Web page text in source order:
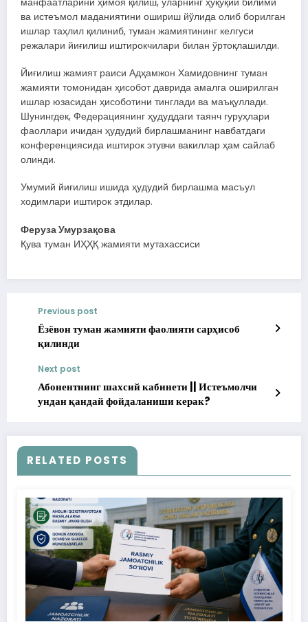
ва истеъмол маданиятини ошириш йўлида олиб борилган
ишлар таҳлил қилиниб, туман жамиятининг келгуси
режалари йиғилиш иштирокчилари билан ўртоқлашилди.
Йиғилиш жамият раиси Адҳамжон Хамидовнинг туман
жамияти томонидан ҳисобот даврида амалга оширилган
ишлар юзасидан ҳисоботини тинглади ва маъқуллади.
Шунингдек, Федерациянинг ҳудуддаги таянч гуруҳлари
фаоллари ичидан ҳудудий бирлашманинг навбатдаги
конференциясида иштирок этувчи вакиллар ҳам сайлаб
олинди.
Умумий йиғилиш ишида ҳудудий бирлашма масъул
ходимлари иштирок этдилар.
Феруза Умурзақова
Қува туман ИҲҲҚ жамияти мутахассиси
Previous post
Ёзёвон туман жамияти фаолияти сарҳисоб
қилинди
Next post
Абонентнинг шахсий кабинети || Истеъмолчи
ундан қандай фойдаланиши керак?
RELATED POSTS